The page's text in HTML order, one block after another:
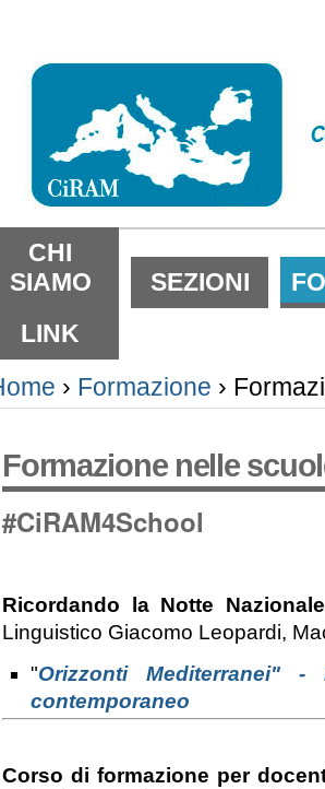
CHI
SIAMO
SEZIONI
LINK
› Formazione ›
Formazione nelle
#CiRAM4School
Ricordando la Notte
Linguistico Giacomo Leopardi,
"Orizzonti Mediterranei"
contemporaneo
Corso di formazione per